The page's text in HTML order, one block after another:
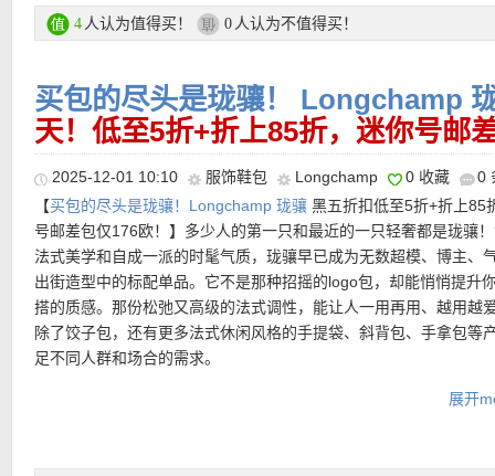
影流转间呈现克制而冷静的质感；内里以实用的黑色织物衬里收束
不失秩序。枪灰色金属细节低调点睛，为整体注入一抹都会锋芒。
皮革肩带，让手提与肩背自由切换；精致却不拘谨，恰好装下你的
奏。
产品直达链接点此
Longchamp/珑骧官网大促专场直达链接在此
邮费：全场满100欧德国境内免邮
退货：30天内无理由免费退货
Longchamp/珑骧 热门单品
【Longchamp/珑骧 Xtra S手袋 特价仅245欧，原价350欧！】半
具柔美轮廓与都市动感，轻松适应你每天的出行需求。柔软的皮革
微微塌陷，半月形的轮廓贴着身体，没有棱角，却特别顺眼。卡其
下带一点雾感，不张扬却很有气质。包身内部设计得刚刚好，一个
4 人认为值得买！ 0 人认为不值得买！
买包的尽头是珑骧！ Longchamp
天！低至5折+折上85折，迷你号邮
2025-12-01 10:10 服饰鞋包 Longchamp 0 收藏
0
【买包的尽头是珑骧！Longchamp 珑骧 黑五折扣低至5折+折上85
号邮差包仅176欧！】多少人的第一只和最近的一只轻奢都是珑骧
法式美学和自成一派的时髦气质，珑骧早已成为无数超模、博主、
出街造型中的标配单品。它不是那种招摇的logo包，却能悄悄提升
搭的质感。那份松弛又高级的法式调性，能让人一用再用、越用越
除了饺子包，还有更多法式休闲风格的手提袋、斜背包、手拿包等
足不同人群和场合的需求。
展开